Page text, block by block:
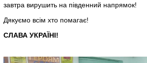
завтра вирушить на південний напрямок!
Дякуємо всім хто помагає!
СЛАВА УКРАЇНІ!